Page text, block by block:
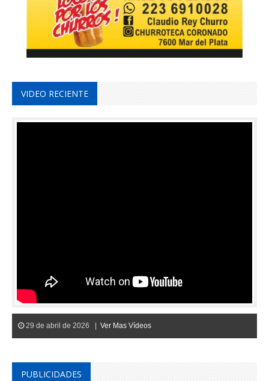
VIDEO RECIENTE
29 de abril de 2026 | Ver Mas Vídeos
PUBLICIDADES